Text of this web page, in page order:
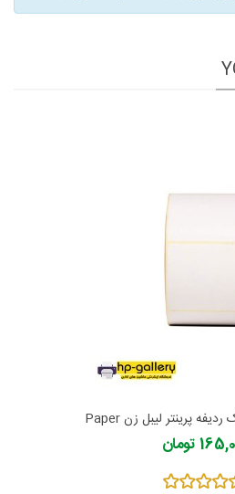
برچسب کاغذی تک ردیفه پرینتر لیبل زن Paper
Labelتومان